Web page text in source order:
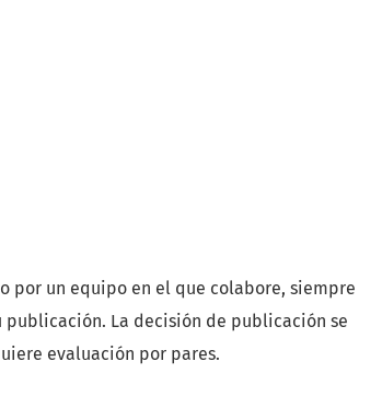
por un equipo en el que colabore, siempre
La decisión de publicación se
evaluación por pares.